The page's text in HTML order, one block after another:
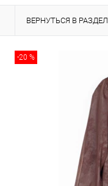
ВЕРНУТЬСЯ В РАЗДЕЛ
-20 %